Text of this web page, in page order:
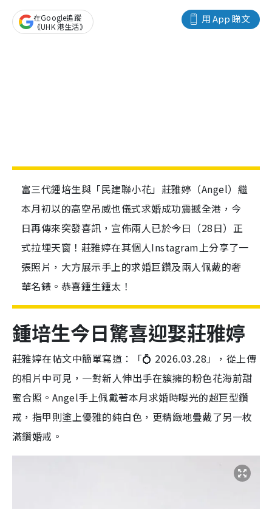
用 App 睇文
在Google追蹤
《UHK 港生活》
富三代鍾培生與「民建聯小花」莊雅婷（Angel）繼
本月初以的高空吊威也儀式求婚成功震撼全港，今
日再傳來突發喜訊，宣佈兩人已於今日（28日）正
式拉埋天窗！莊雅婷在其個人Instagram上分享了一
張照片，大方展示手上的求婚巨鑽及兩人佩戴的奢
華名錶。恭喜鍾生鍾太！
鍾培生今日驚喜迎娶莊雅婷
莊雅婷在帖文中簡單寫道：「💍 2026.03.28」，從上傳
的相片中可見，一對新人伸出手在簇擁的粉色花海前甜
蜜合照。Angel手上佩戴著本月求婚時曝光的超巨型鑽
戒，指甲則塗上優雅的純白色，更精緻地疊戴了另一枚
滿鑽婚戒。